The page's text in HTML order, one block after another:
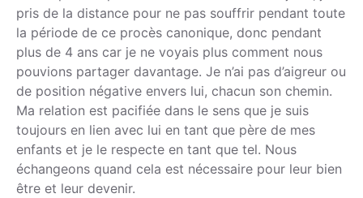
pris de la distance pour ne pas souffrir pendant toute
la période de ce procès canonique, donc pendant
plus de 4 ans car je ne voyais plus comment nous
pouvions partager davantage. Je n’ai pas d’aigreur ou
de position négative envers lui, chacun son chemin.
Ma relation est pacifiée dans le sens que je suis
toujours en lien avec lui en tant que père de mes
enfants et je le respecte en tant que tel. Nous
échangeons quand cela est nécessaire pour leur bien
être et leur devenir.